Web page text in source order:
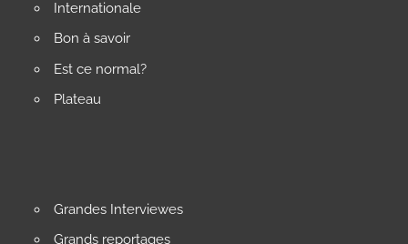
Internationale
Bon à savoir
Est ce normal?
Plateau
Grandes Interviewes
Grands reportages